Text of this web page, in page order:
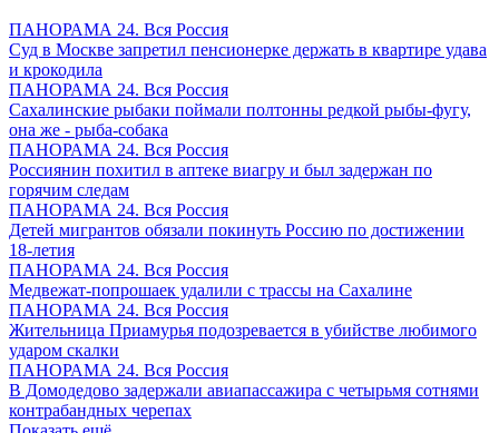
ПАНОРАМА 24. Вся Россия
Суд в Москве запретил пенсионерке держать в квартире удава
и крокодила
ПАНОРАМА 24. Вся Россия
Сахалинские рыбаки поймали полтонны редкой рыбы-фугу,
она же - рыба-собака
ПАНОРАМА 24. Вся Россия
Россиянин похитил в аптеке виагру и был задержан по
горячим следам
ПАНОРАМА 24. Вся Россия
Детей мигрантов обязали покинуть Россию по достижении
18-летия
ПАНОРАМА 24. Вся Россия
Медвежат-попрошаек удалили с трассы на Сахалине
ПАНОРАМА 24. Вся Россия
Жительница Приамурья подозревается в убийстве любимого
ударом скалки
ПАНОРАМА 24. Вся Россия
В Домодедово задержали авиапассажира с четырьмя сотнями
контрабандных черепах